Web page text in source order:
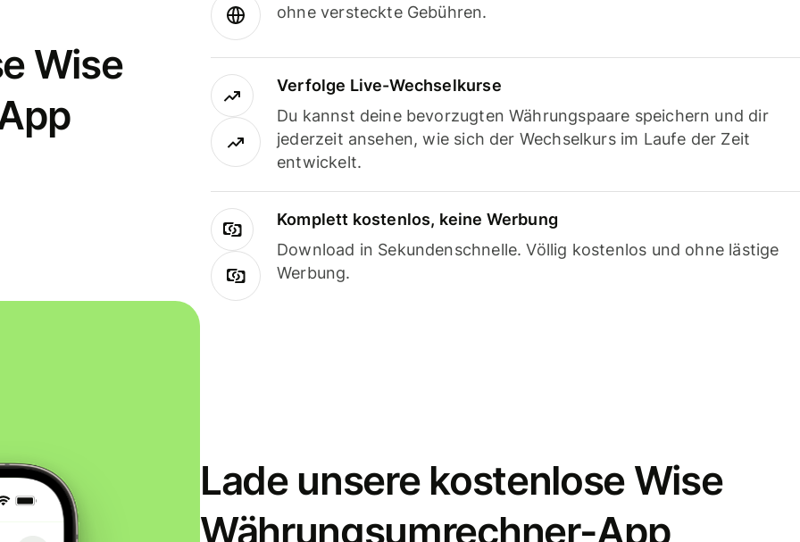
Wise
ohne versteckte Gebühren.
Verfolge Live-Wechselkurse
Du kannst deine bevorzugten Währungspaare speichern und dir
jederzeit ansehen, wie sich der Wechselkurs im Laufe der Zeit
entwickelt.
Komplett kostenlos, keine Werbung
Download in Sekundenschnelle. Völlig kostenlos und ohne lästige
Werbung.
Lade unsere kostenlose Wise
Währungsumrechner-App